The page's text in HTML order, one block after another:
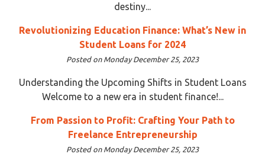
destiny...
Revolutionizing Education Finance: What’s New in
Student Loans for 2024
Posted on Monday December 25, 2023
Understanding the Upcoming Shifts in Student Loans
Welcome to a new era in student finance!...
From Passion to Profit: Crafting Your Path to
Freelance Entrepreneurship
Posted on Monday December 25, 2023